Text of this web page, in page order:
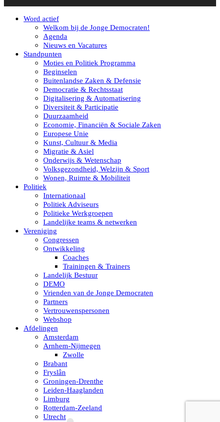
Word actief
Welkom bij de Jonge Democraten!
Agenda
Nieuws en Vacatures
Standpunten
Moties en Politiek Programma
Beginselen
Buitenlandse Zaken & Defensie
Democratie & Rechtsstaat
Digitalisering & Automatisering
Diversiteit & Participatie
Duurzaamheid
Economie, Financiën & Sociale Zaken
Europese Unie
Kunst, Cultuur & Media
Migratie & Asiel
Onderwijs & Wetenschap
Volksgezondheid, Welzijn & Sport
Wonen, Ruimte & Mobiliteit
Politiek
Internationaal
Politiek Adviseurs
Politieke Werkgroepen
Landelijke teams & netwerken
Vereniging
Congressen
Ontwikkeling
Coaches
Trainingen & Trainers
Landelijk Bestuur
DEMO
Vrienden van de Jonge Democraten
Partners
Vertrouwenspersonen
Webshop
Afdelingen
Amsterdam
Arnhem-Nijmegen
Zwolle
Brabant
Fryslân
Groningen-Drenthe
Leiden-Haaglanden
Limburg
Rotterdam-Zeeland
Utrecht